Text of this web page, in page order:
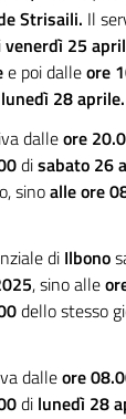
Strisaili. Il
venerdì 25
e poi dalleore
lunedì 28 aprile.
dalleore
disabato 26
sinoalle ore
di Ilbono
, sino alle
dello stesso
dalleore
di lunedì 28